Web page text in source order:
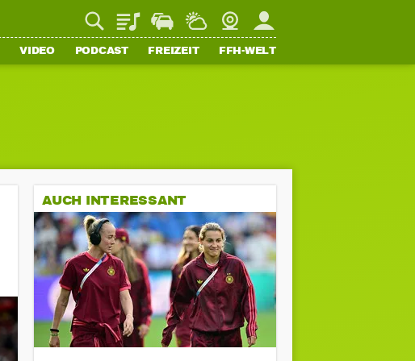
PlaylistStaupilotWetterWebcamMein FFH
VIDEO PODCAST FREIZEIT FFH-WELT
AUCH INTERESSANT